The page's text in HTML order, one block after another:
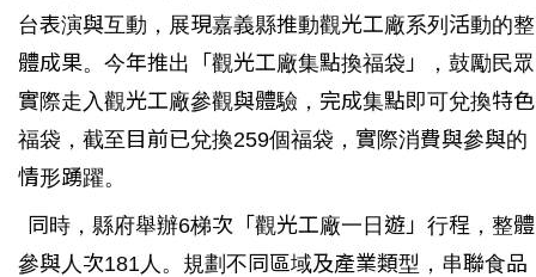
台表演與互動，展現嘉義縣推動觀光工廠系列活動的整
體成果。今年推出「觀光工廠集點換福袋」，鼓勵民眾
實際走入觀光工廠參觀與體驗，完成集點即可兌換特色
福袋，截至目前已兌換259個福袋，實際消費與參與的
情形踴躍。
同時，縣府舉辦6梯次「觀光工廠一日遊」行程，整體
參與人次181人。規劃不同區域及產業類型，串聯食品